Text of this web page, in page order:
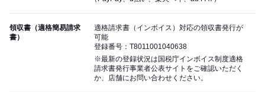
領収書（適格簡易請求
書）
適格請求書（インボイス）対応の領収書発行が
可能
登録番号：T8011001040638
※最新の登録状況は国税庁インボイス制度適格
請求書発行事業者公表サイトをご確認いただく
か、店舗にお問い合わせください。